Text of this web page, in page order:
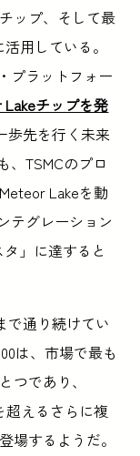
ップ、そして最
用している。
プラットフォー
Lakeチップを発
歩先を行く未来
、TSMCのプロ
Lakeを動
テグレーション
」に達すると
で通り続けてい
は、市場で最も
つであり、
超えるさらに複
場するようだ。